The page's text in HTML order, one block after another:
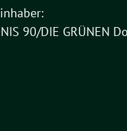
90/DIE GRÜNEN